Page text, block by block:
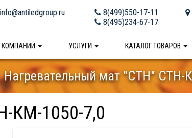
info@antiledgroup.ru
8(499)550-17-11
8(495)234-67-17
КОМПАНИИ УСЛУГИ КАТАЛОГ ТОВАРОВ
Нагревательный мат "СТН" СТН-
КМ-1050-7,0